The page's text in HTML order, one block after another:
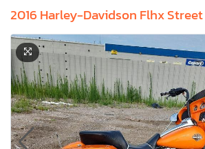
2016 Harley-Davidson Flhx